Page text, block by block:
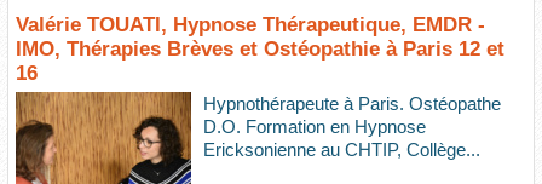
Valérie TOUATI, Hypnose Thérapeutique, EMDR -
IMO, Thérapies Brèves et Ostéopathie à Paris 12 et
16
Hypnothérapeute à Paris. Ostéopathe
D.O. Formation en Hypnose
Ericksonienne au CHTIP, Collège...